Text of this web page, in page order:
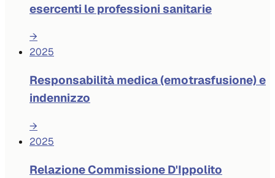
esercenti le professioni sanitarie
→
2025
Responsabilità medica (emotrasfusione) e
indennizzo
→
2025
Relazione Commissione D'Ippolito